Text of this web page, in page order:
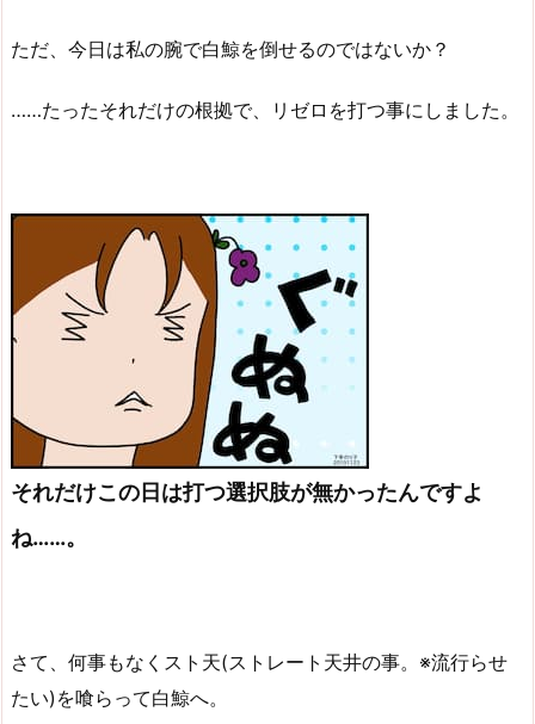
ただ、今日は私の腕で白鯨を倒せるのではないか？
……たったそれだけの根拠で、リゼロを打つ事にしました。
それだけこの日は打つ選択肢が無かったんですよ
ね……。
さて、何事もなくスト天(ストレート天井の事。※流行らせ
たい)を喰らって白鯨へ。